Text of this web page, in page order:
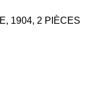
1904, 2 PIÈCES